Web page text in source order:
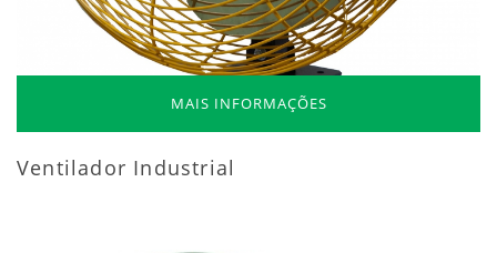
MAIS INFORMAÇÕES
Ventilador Industrial